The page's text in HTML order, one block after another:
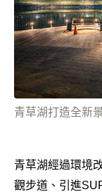
青草湖打造全新
青草湖經過環境
觀步道、引進